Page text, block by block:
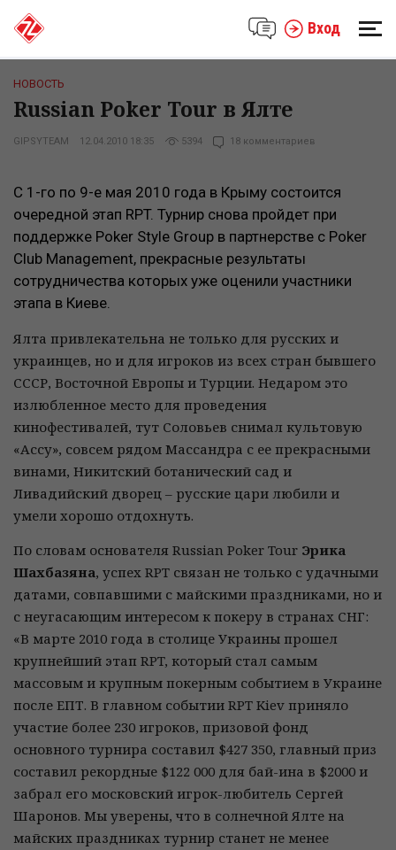
Вход
НОВОСТЬ
Russian Poker Tour в Ялте
GIPSYTEAM 12.04.2010 18:35 5394 18 комментариев
С 1-го по 9-е мая 2010 года в Крыму состоится
очередной этап RPT. Турнир снова пройдет при
поддержке Poker Style Group в партнерстве с Poker
Club Management, прекрасные результаты
сотрудничества которых уже оценили участники
этапа в Киеве.
Ялта привлекательна не только для русских и
украинцев, но и для игроков из всех стран бывшего
СССР, Восточной Европы и Турции. Недаром это
излюбленное место для проведения
кинофестивалей, тут Соловьев снимал культовую
«Ассу», совсем рядом Массандра с ее прекрасными
винами, Никитский ботанический сад и
Ливадийский дворец – русские цари любили и
умели хорошо отдохнуть.
По словам основателя Russian Poker Tour Эрика
Шахбазяна, успех RPT связан не только с удачными
датами, совпавшими с майскими праздниками, но и
с неугасающим интересом к покеру в странах СНГ:
«В марте 2010 года в столице Украины прошел
крупнейший этап RPT, который стал самым
массовым и крупным покерным событием в Украине
после ЕПТ. В главном событии RPT Kiev приняло
участие более 230 игроков, призовой фонд
основного турнира составил $427 350, главный приз
составил рекордные $122 000 для бай-ина в $2000 и
забрал его московский игрок-любитель Сергей
Шаронов. Мы уверены, что в солнечной Ялте на
майских праздниках турнир станет не менее